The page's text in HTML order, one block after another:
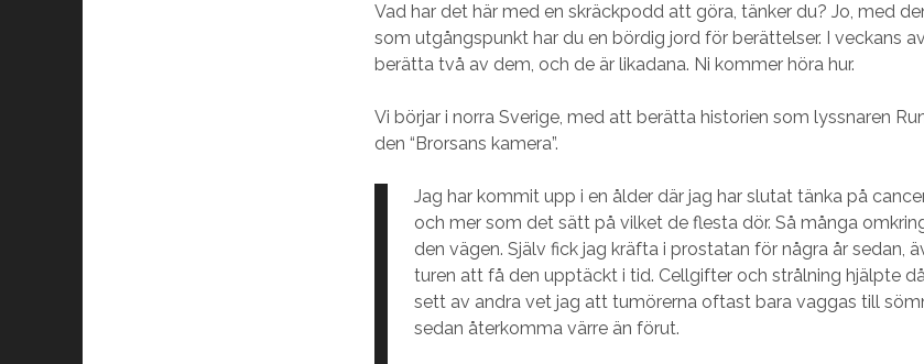
Vad har det här med en skräckpodd att göra, tänker du? Jo, med
som utgångspunkt har du en bördig jord för berättelser. I veckans
berätta två av dem, och de är likadana. Ni kommer höra hur.
Vi börjar i norra Sverige, med att berätta historien som lyssnaren
den “Brorsans kamera”.
Jag har kommit upp i en ålder där jag har slutat tänka på
och mer som det sätt på vilket de flesta dör. Så många
den vägen. Själv fick jag kräfta i prostatan för några år sedan,
turen att få den upptäckt i tid. Cellgifter och strålning hjälpte
sett av andra vet jag att tumörerna oftast bara vaggas till
sedan återkomma värre än förut.